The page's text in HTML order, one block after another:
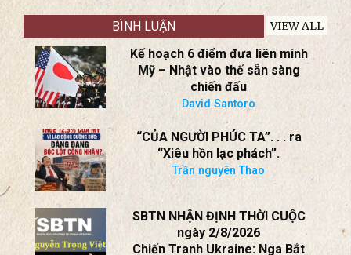
Cuộc đối đầu sắp tới giữa
Trung Quốc và Châu Âu
Thorsten Benner
BÌNH LUẬN
Kế hoạch 6 điểm đưa liên minh
Mỹ – Nhật vào thế sẵn sàng
chiến đấu
David Santoro
“CỦA NGƯỜI PHÚC TA”. . . ra
“Xiêu hồn lạc phách”.